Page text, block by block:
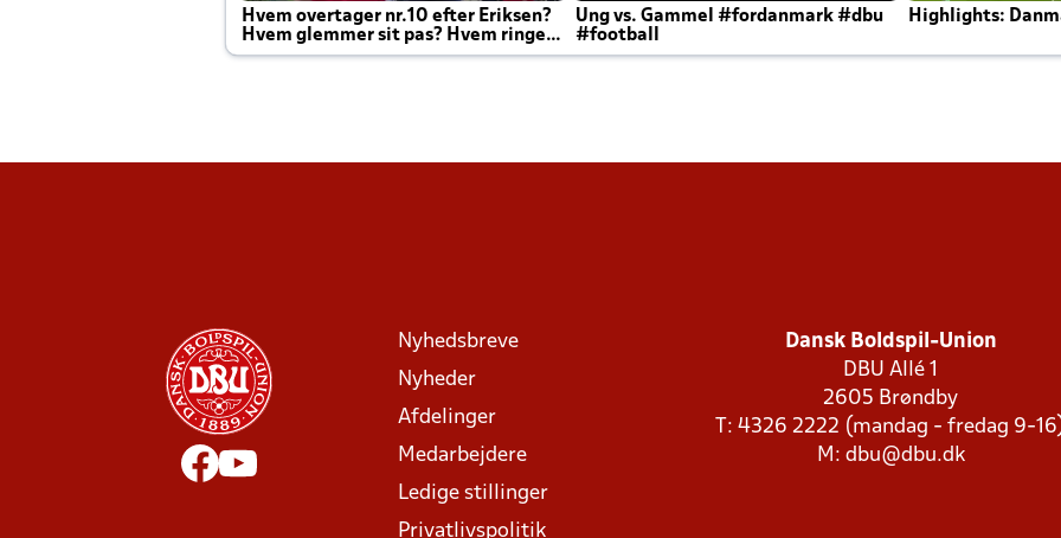
Hvem overtager nr.10 efter Eriksen?
Hvem glemmer sit pas? Hvem ringer
Joachim altid til efter kampe?
Ung vs. Gammel #fordanmark #dbu
#football
Highlights:
Nyhedsbreve
Nyheder
Afdelinger
Medarbejdere
Ledige stillinger
Privatlivspolitik
Dansk Boldspil-Union
DBU Allé 1
2605 Brøndby
T: 4326 2222 (mandag - fredag 9-
M: dbu@dbu.dk